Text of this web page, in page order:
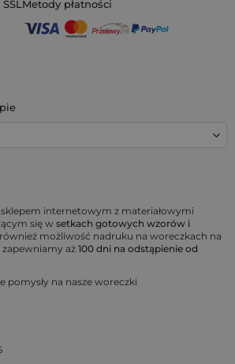
internetowym z materiałowymi
się w setkach gotowych wzorów i
możliwość nadruku na woreczkach na
aż 100 dni na odstąpienie od
pomysły na nasze woreczki
Metody płatności